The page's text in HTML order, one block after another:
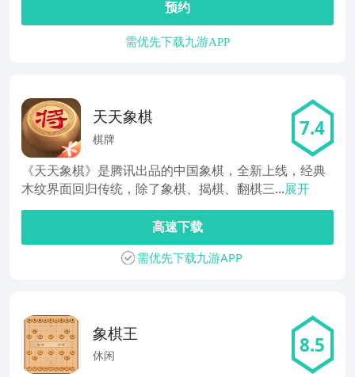
预约
需优先下载九游APP
天天象棋
棋牌 7.4
《天天象棋》是腾讯出品的中国象棋，全新上线，经典
木纹界面回归传统，除了象棋、揭棋、翻棋三...展开
高速下载
需优先下载九游APP
象棋王
休闲 8.5